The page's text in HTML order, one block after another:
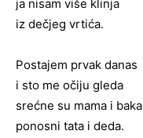
ja nisam više klinja
iz dečjeg vrtića.
Postajem prvak danas
i sto me očiju gleda
srećne su mama i baka
ponosni tata i deda.